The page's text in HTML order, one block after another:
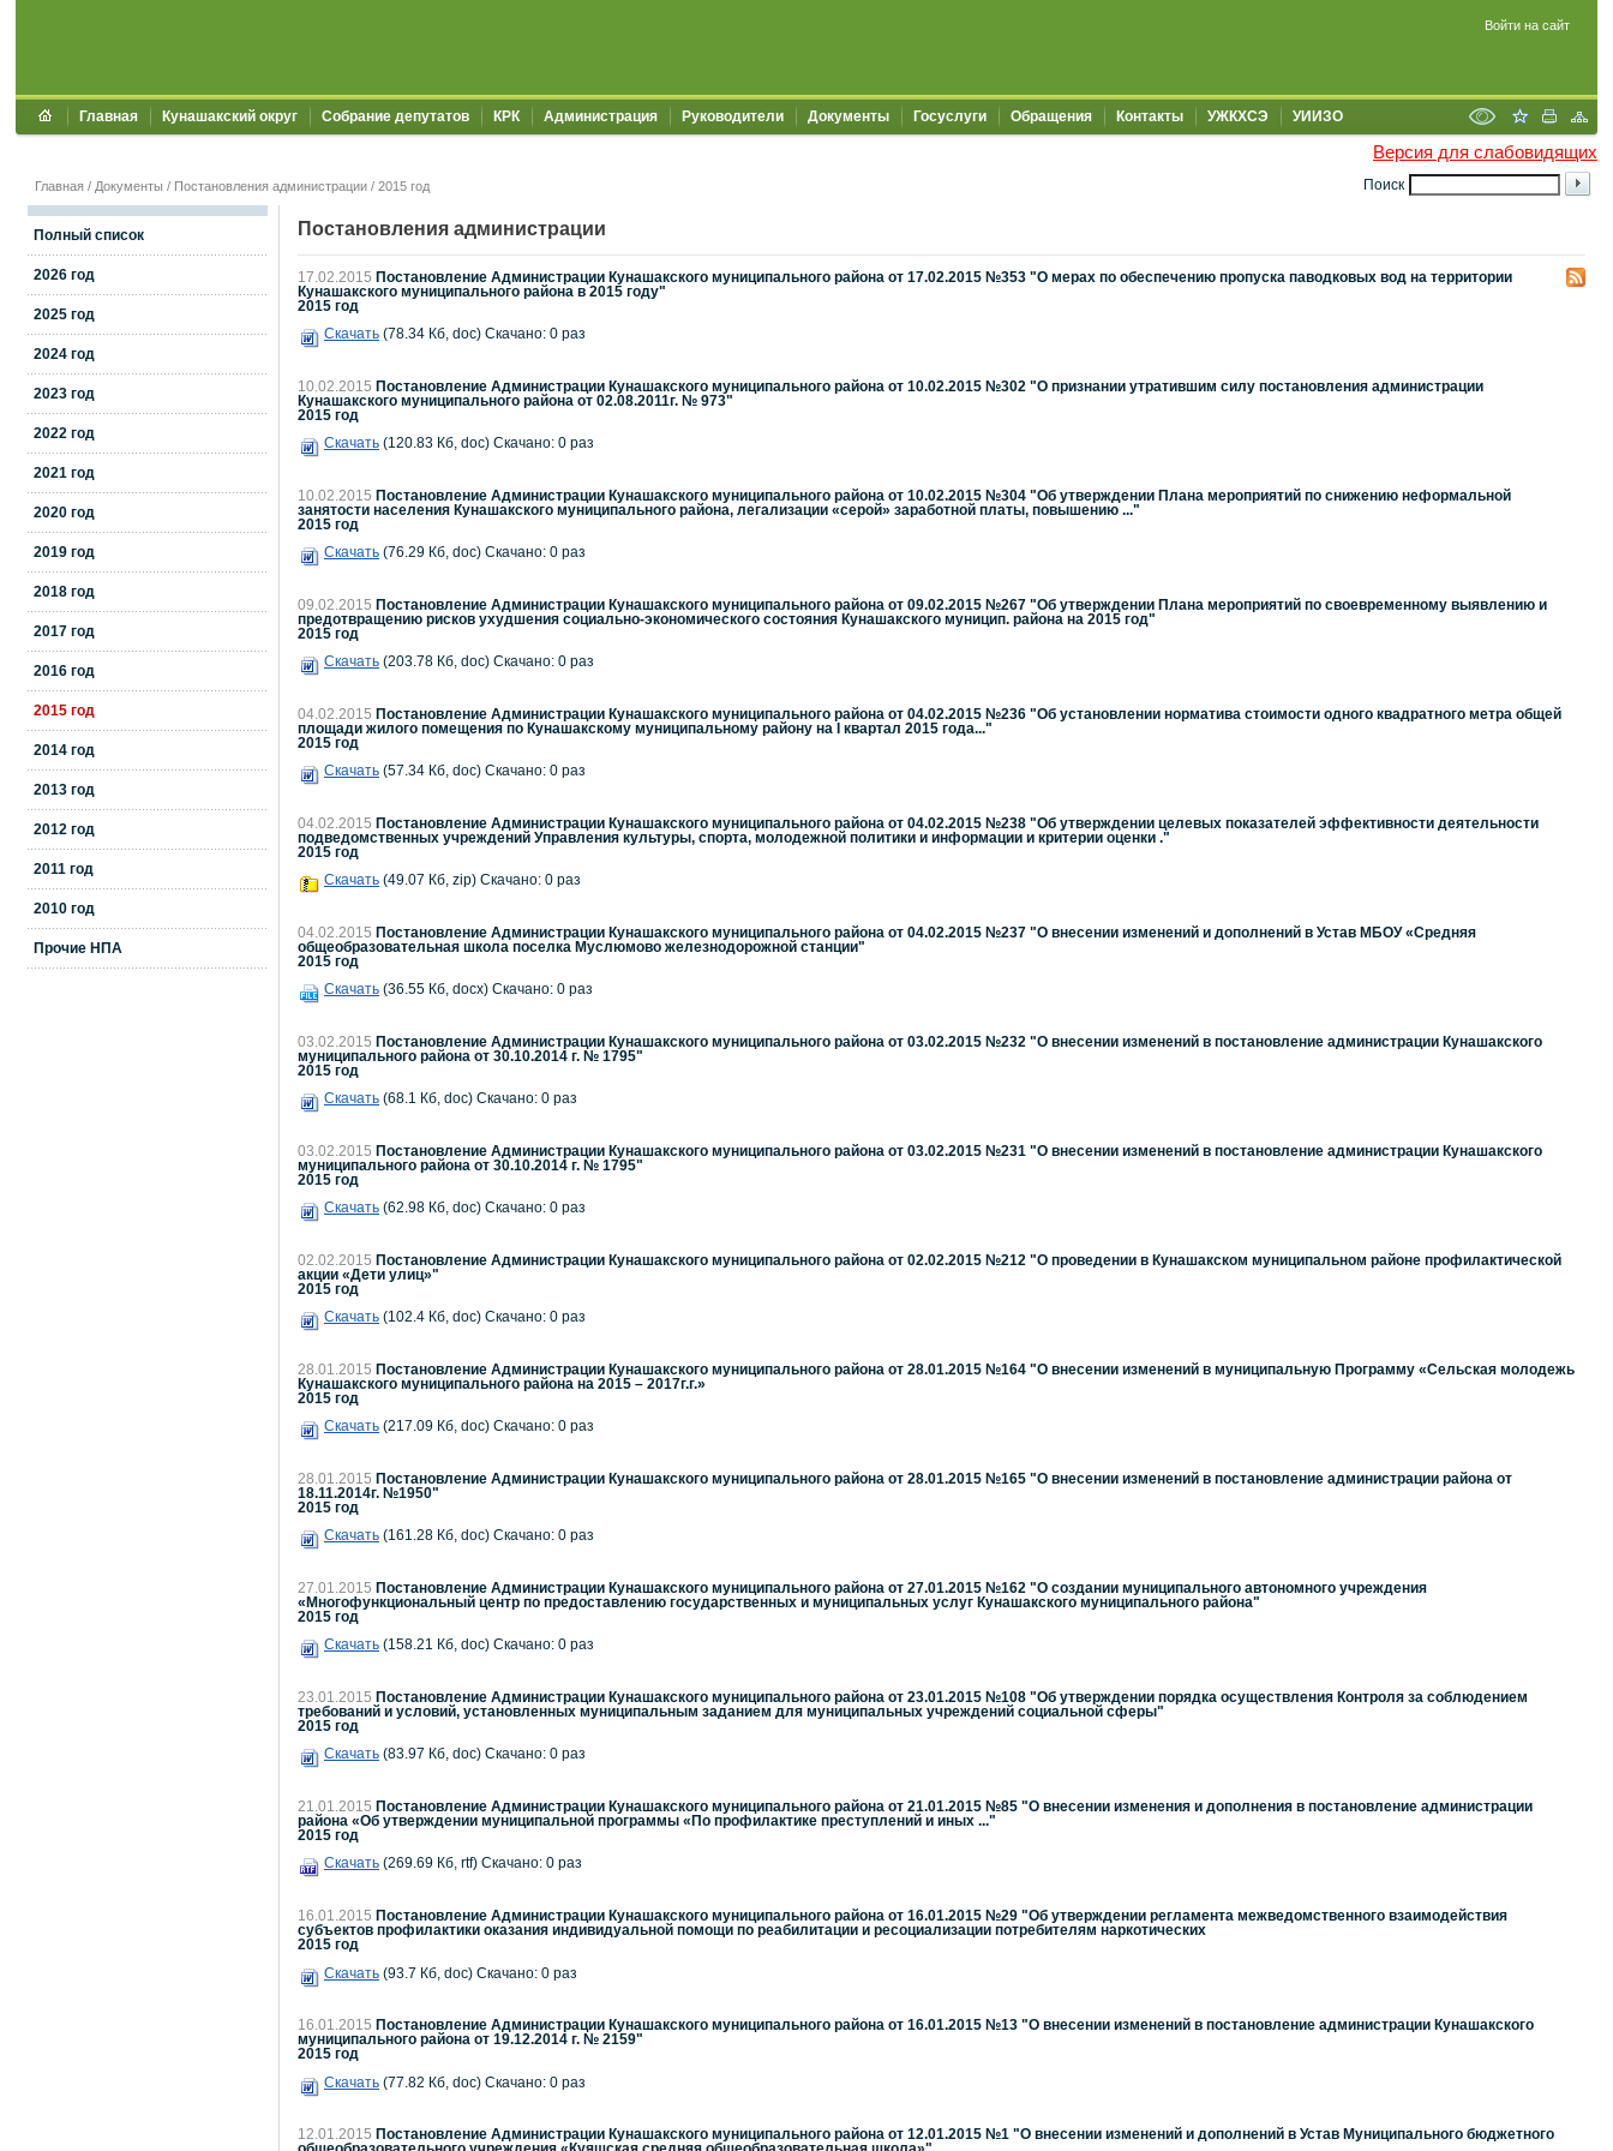
Войти на сайт
Главная Кунашакский округ Собрание депутатов КРК Администрация Руководители Документы Госуслуги Обращения Контакты УЖКХСЭ УИИЗО
Версия для слабовидящих
Поиск
Главная / Документы / Постановления администрации / 2015 год
Полный список
2026 год
2025 год
2024 год
2023 год
2022 год
2021 год
2020 год
2019 год
2018 год
2017 год
2016 год
2015 год
2014 год
2013 год
2012 год
2011 год
2010 год
Прочие НПА
Постановления администрации
17.02.2015 Постановление Администрации Кунашакского муниципального района от 17.02.2015 №353 "О мерах по обеспечению пропуска паводковых вод на территории
Кунашакского муниципального района в 2015 году"
2015 год
Скачать (78.34 Кб, doc) Скачано: 0 раз
10.02.2015 Постановление Администрации Кунашакского муниципального района от 10.02.2015 №302 "О признании утратившим силу постановления администрации
Кунашакского муниципального района от 02.08.2011г. № 973"
2015 год
Скачать (120.83 Кб, doc) Скачано: 0 раз
10.02.2015 Постановление Администрации Кунашакского муниципального района от 10.02.2015 №304 "Об утверждении Плана мероприятий по снижению неформальной
занятости населения Кунашакского муниципального района, легализации «серой» заработной платы, повышению ..."
2015 год
Скачать (76.29 Кб, doc) Скачано: 0 раз
09.02.2015 Постановление Администрации Кунашакского муниципального района от 09.02.2015 №267 "Об утверждении Плана мероприятий по своевременному выявлению и
предотвращению рисков ухудшения социально-экономического состояния Кунашакского муницип. района на 2015 год"
2015 год
Скачать (203.78 Кб, doc) Скачано: 0 раз
04.02.2015 Постановление Администрации Кунашакского муниципального района от 04.02.2015 №236 "Об установлении норматива стоимости одного квадратного метра общей
площади жилого помещения по Кунашакскому муниципальному району на I квартал 2015 года..."
2015 год
Скачать (57.34 Кб, doc) Скачано: 0 раз
04.02.2015 Постановление Администрации Кунашакского муниципального района от 04.02.2015 №238 "Об утверждении целевых показателей эффективности деятельности
подведомственных учреждений Управления культуры, спорта, молодежной политики и информации и критерии оценки ."
2015 год
Скачать (49.07 Кб, zip) Скачано: 0 раз
04.02.2015 Постановление Администрации Кунашакского муниципального района от 04.02.2015 №237 "О внесении изменений и дополнений в Устав МБОУ «Средняя
общеобразовательная школа поселка Муслюмово железнодорожной станции"
2015 год
Скачать (36.55 Кб, docx) Скачано: 0 раз
03.02.2015 Постановление Администрации Кунашакского муниципального района от 03.02.2015 №232 "О внесении изменений в постановление администрации Кунашакского
муниципального района от 30.10.2014 г. № 1795"
2015 год
Скачать (68.1 Кб, doc) Скачано: 0 раз
03.02.2015 Постановление Администрации Кунашакского муниципального района от 03.02.2015 №231 "О внесении изменений в постановление администрации Кунашакского
муниципального района от 30.10.2014 г. № 1795"
2015 год
Скачать (62.98 Кб, doc) Скачано: 0 раз
02.02.2015 Постановление Администрации Кунашакского муниципального района от 02.02.2015 №212 "О проведении в Кунашакском муниципальном районе профилактической
акции «Дети улиц»"
2015 год
Скачать (102.4 Кб, doc) Скачано: 0 раз
28.01.2015 Постановление Администрации Кунашакского муниципального района от 28.01.2015 №164 "О внесении изменений в муниципальную Программу «Сельская молодежь
Кунашакского муниципального района на 2015 – 2017г.г.»
2015 год
Скачать (217.09 Кб, doc) Скачано: 0 раз
28.01.2015 Постановление Администрации Кунашакского муниципального района от 28.01.2015 №165 "О внесении изменений в постановление администрации района от
18.11.2014г. №1950"
2015 год
Скачать (161.28 Кб, doc) Скачано: 0 раз
27.01.2015 Постановление Администрации Кунашакского муниципального района от 27.01.2015 №162 "О создании муниципального автономного учреждения
«Многофункциональный центр по предоставлению государственных и муниципальных услуг Кунашакского муниципального района"
2015 год
Скачать (158.21 Кб, doc) Скачано: 0 раз
23.01.2015 Постановление Администрации Кунашакского муниципального района от 23.01.2015 №108 "Об утверждении порядка осуществления Контроля за соблюдением
требований и условий, установленных муниципальным заданием для муниципальных учреждений социальной сферы"
2015 год
Скачать (83.97 Кб, doc) Скачано: 0 раз
21.01.2015 Постановление Администрации Кунашакского муниципального района от 21.01.2015 №85 "О внесении изменения и дополнения в постановление администрации
района «Об утверждении муниципальной программы «По профилактике преступлений и иных ..."
2015 год
Скачать (269.69 Кб, rtf) Скачано: 0 раз
16.01.2015 Постановление Администрации Кунашакского муниципального района от 16.01.2015 №29 "Об утверждении регламента межведомственного взаимодействия
субъектов профилактики оказания индивидуальной помощи по реабилитации и ресоциализации потребителям наркотических
2015 год
Скачать (93.7 Кб, doc) Скачано: 0 раз
16.01.2015 Постановление Администрации Кунашакского муниципального района от 16.01.2015 №13 "О внесении изменений в постановление администрации Кунашакского
муниципального района от 19.12.2014 г. № 2159"
2015 год
Скачать (77.82 Кб, doc) Скачано: 0 раз
12.01.2015 Постановление Администрации Кунашакского муниципального района от 12.01.2015 №1 "О внесении изменений и дополнений в Устав Муниципального бюджетного